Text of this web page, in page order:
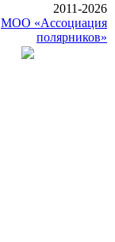
2011-2026
МОО «Ассоциация
полярников»